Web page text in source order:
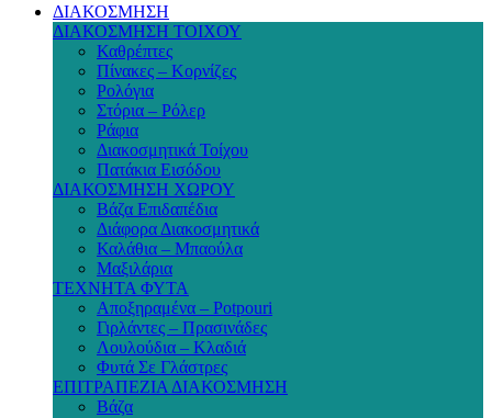
ΔΙΑΚΟΣΜΗΣΗ
ΔΙΑΚΟΣΜΗΣΗ ΤΟΙΧΟΥ
Καθρέπτες
Πίνακες – Κορνίζες
Ρολόγια
Στόρια – Ρόλερ
Ράφια
Διακοσμητικά Τοίχου
Πατάκια Εισόδου
ΔΙΑΚΟΣΜΗΣΗ ΧΩΡΟΥ
Βάζα Επιδαπέδια
Διάφορα Διακοσμητικά
Καλάθια – Μπαούλα
Μαξιλάρια
ΤΕΧΝΗΤΑ ΦΥΤΑ
Αποξηραμένα – Potpouri
Γιρλάντες – Πρασινάδες
Λουλούδια – Κλαδιά
Φυτά Σε Γλάστρες
ΕΠΙΤΡΑΠΕΖΙΑ ΔΙΑΚΟΣΜΗΣΗ
Βάζα